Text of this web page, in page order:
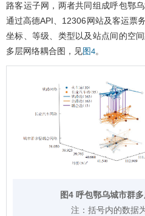
路客运子网，两者共同组成呼包鄂
通过高德API、12306网站及客运票
坐标、等级、类型以及站点间的空
多层网络耦合图，见图4。
图4 呼包鄂乌城市群
注：括号内的数据